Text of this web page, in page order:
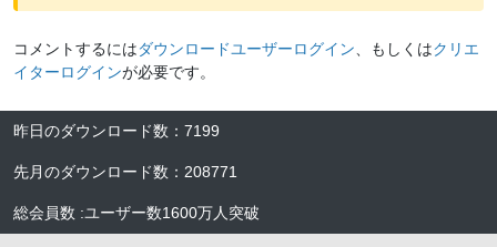
コメントするにはダウンロードユーザーログイン 、もしくはクリエ
イターログインが必要です。
昨日のダウンロード数 ： 7199
先月のダウンロード数 ： 208771
総会員数 :ユーザー数1600万人 突破